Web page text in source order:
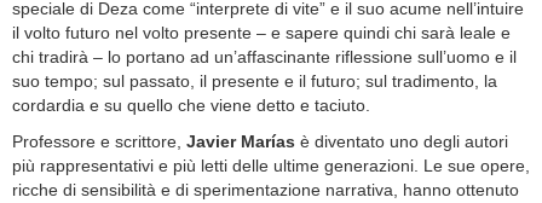
speciale di Deza come “interprete di vite” e il suo acume nell’intuire
il volto futuro nel volto presente – e sapere quindi chi sarà leale e
chi tradirà – lo portano ad un’affascinante riflessione sull’uomo e il
suo tempo; sul passato, il presente e il futuro; sul tradimento, la
cordardia e su quello che viene detto e taciuto.
Professore e scrittore, Javier Marías è diventato uno degli autori
più rappresentativi e più letti delle ultime generazioni. Le sue opere,
ricche di sensibilità e di sperimentazione narrativa, hanno ottenuto